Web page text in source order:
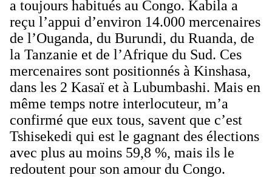
a toujours habitués au Congo. Kabila a
reçu l’appui d’environ 14.000 mercenaires
de l’Ouganda, du Burundi, du Ruanda, de
la Tanzanie et de l’Afrique du Sud. Ces
mercenaires sont positionnés à Kinshasa,
dans les 2 Kasaï et à Lubumbashi. Mais en
même temps notre interlocuteur, m’a
confirmé que eux tous, savent que c’est
Tshisekedi qui est le gagnant des élections
avec plus au moins 59,8 %, mais ils le
redoutent pour son amour du Congo.